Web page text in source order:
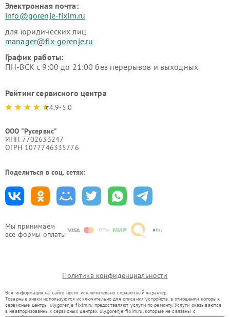
Мы принимаем
все формы оплаты
Электронная почта:
info@gorenje-fixim.ru
для юридических лиц
manager@fix-gorenje.ru
График работы:
ПН-ВСК с 9:00 до 21:00 без перерывов и выходных
Рейтинг сервисного центра
4.9-5.0
ООО "Русервис"
ИНН 7702633247
ОГРН 1077746335776
Поделиться в соц. сетях:
Политика конфиденциальности
Вся информация на сайте носит исключительно справочный характер.
Товарные знаки используются исключительно для описания устройств, в отношении которых
сервисные центры uly.gorenje-fixim.ru предоставляют услуги по ремонту. Услуги оказываются
в неавторизованных сервисных центрах uly.gorenje-fixim.ru, которые не связаны с